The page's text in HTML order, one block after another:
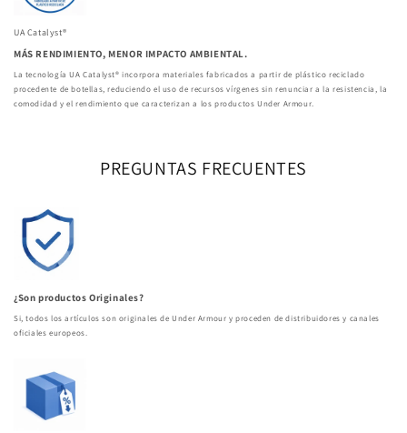
UA Catalyst®
MÁS RENDIMIENTO, MENOR IMPACTO AMBIENTAL.
La tecnología UA Catalyst® incorpora materiales fabricados a partir de plástico reciclado
procedente de botellas, reduciendo el uso de recursos vírgenes sin renunciar a la resistencia, la
comodidad y el rendimiento que caracterizan a los productos Under Armour.
PREGUNTAS FRECUENTES
¿Son productos Originales?
Si, todos los artículos son originales de Under Armour y proceden de distribuidores y canales
oficiales europeos.